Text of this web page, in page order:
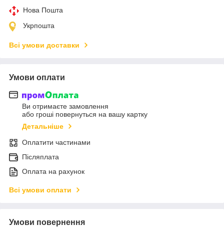
Нова Пошта
Укрпошта
Всі умови доставки
Умови оплати
Ви отримаєте замовлення
або гроші повернуться на вашу картку
Детальніше
Оплатити частинами
Післяплата
Оплата на рахунок
Всі умови оплати
Умови повернення